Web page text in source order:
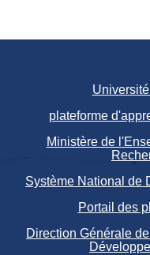
plateforme
Ministère de
Système National de
Portail des
Direction Générale